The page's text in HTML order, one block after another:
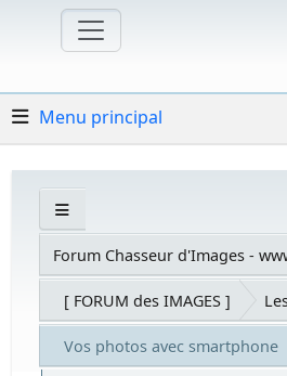
Menu principal
Forum Chasseur d'Images -
[ FORUM des IMAGES ]
Vos photos avec smartphone